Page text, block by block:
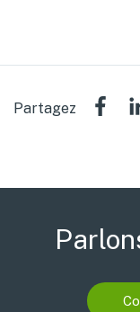
Partagez